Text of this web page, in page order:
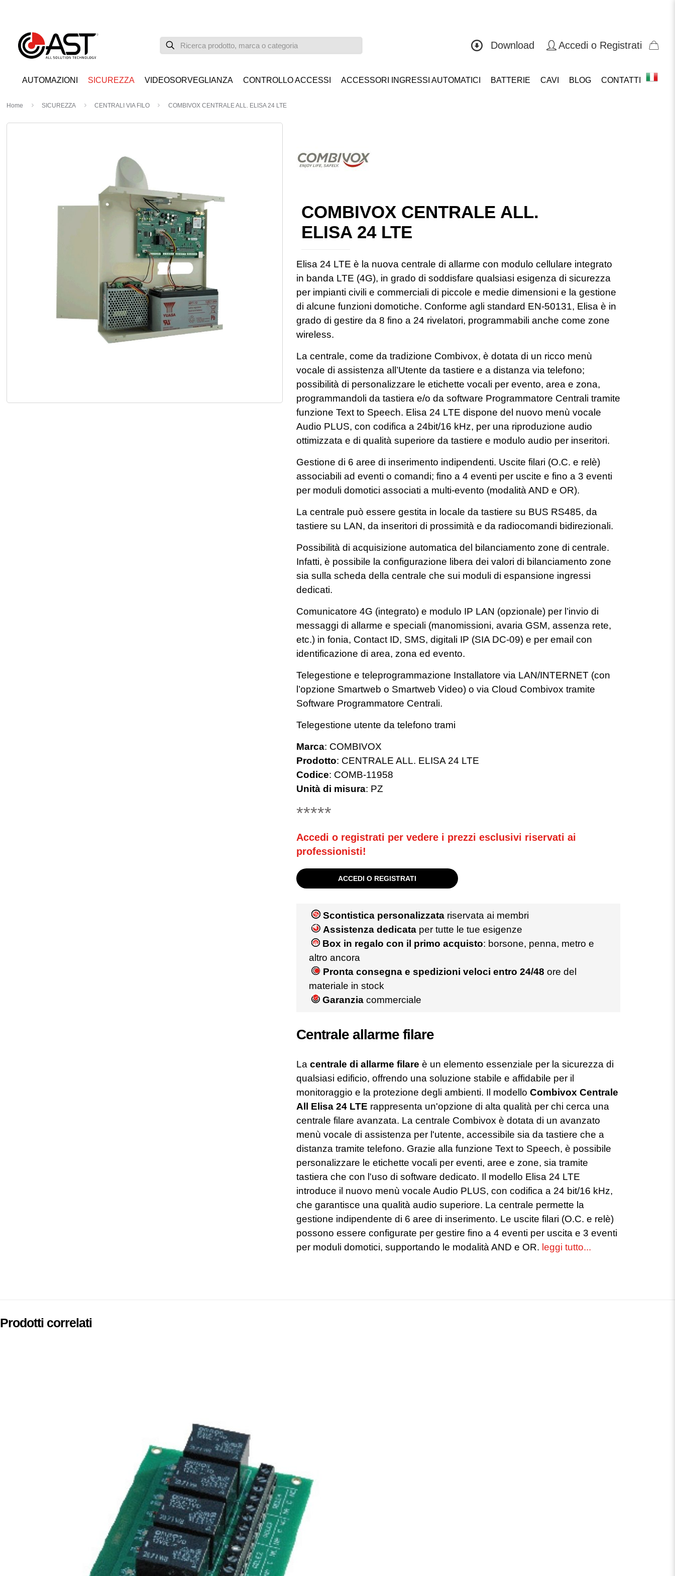
Download Accedi o Registrati
AUTOMAZIONI SICUREZZA VIDEOSORVEGLIANZA CONTROLLO ACCESSI ACCESSORI INGRESSI AUTOMATICI BATTERIE CAVI BLOG CONTATTI
Home SICUREZZA CENTRALI VIA FILO COMBIVOX CENTRALE ALL. ELISA 24 LTE
COMBIVOX CENTRALE ALL.
ELISA 24 LTE
Elisa 24 LTE è la nuova centrale di allarme con modulo cellulare integrato
in banda LTE (4G), in grado di soddisfare qualsiasi esigenza di sicurezza
per impianti civili e commerciali di piccole e medie dimensioni e la gestione
di alcune funzioni domotiche. Conforme agli standard EN-50131, Elisa è in
grado di gestire da 8 fino a 24 rivelatori, programmabili anche come zone
wireless.
La centrale, come da tradizione Combivox, è dotata di un ricco menù
vocale di assistenza all’Utente da tastiere e a distanza via telefono;
possibilità di personalizzare le etichette vocali per evento, area e zona,
programmandoli da tastiera e/o da software Programmatore Centrali tramite
funzione Text to Speech. Elisa 24 LTE dispone del nuovo menù vocale
Audio PLUS, con codifica a 24bit/16 kHz, per una riproduzione audio
ottimizzata e di qualità superiore da tastiere e modulo audio per inseritori.
Gestione di 6 aree di inserimento indipendenti. Uscite filari (O.C. e relè)
associabili ad eventi o comandi; fino a 4 eventi per uscite e fino a 3 eventi
per moduli domotici associati a multi-evento (modalità AND e OR).
La centrale può essere gestita in locale da tastiere su BUS RS485, da
tastiere su LAN, da inseritori di prossimità e da radiocomandi bidirezionali.
Possibilità di acquisizione automatica del bilanciamento zone di centrale.
Infatti, è possibile la configurazione libera dei valori di bilanciamento zone
sia sulla scheda della centrale che sui moduli di espansione ingressi
dedicati.
Comunicatore 4G (integrato) e modulo IP LAN (opzionale) per l’invio di
messaggi di allarme e speciali (manomissioni, avaria GSM, assenza rete,
etc.) in fonia, Contact ID, SMS, digitali IP (SIA DC-09) e per email con
identificazione di area, zona ed evento.
Telegestione e teleprogrammazione Installatore via LAN/INTERNET (con
l’opzione Smartweb o Smartweb Video) o via Cloud Combivox tramite
Software Programmatore Centrali.
Telegestione utente da telefono trami
Marca: COMBIVOX
Prodotto: CENTRALE ALL. ELISA 24 LTE
Codice: COMB-11958
Unità di misura: PZ
*****
Accedi o registrati per vedere i prezzi esclusivi riservati ai
professionisti!
ACCEDI O REGISTRATI
Scontistica personalizzatariservata ai membri
Assistenza dedicataper tutte le tue esigenze
Box in regalo con il primo acquisto: borsone, penna, metro e
altro ancora
Pronta consegna e spedizioni veloci entro 24/48 ore del
materiale in stock
Garanziacommerciale
Centrale allarme filare
La centrale di allarme filare è un elemento essenziale per la sicurezza di
qualsiasi edificio, offrendo una soluzione stabile e affidabile per il
monitoraggio e la protezione degli ambienti. Il modello Combivox Centrale
All Elisa 24 LTE rappresenta un'opzione di alta qualità per chi cerca una
centrale filare avanzata. La centrale Combivox è dotata di un avanzato
menù vocale di assistenza per l'utente, accessibile sia da tastiere che a
distanza tramite telefono. Grazie alla funzione Text to Speech, è possibile
personalizzare le etichette vocali per eventi, aree e zone, sia tramite
tastiera che con l'uso di software dedicato. Il modello Elisa 24 LTE
introduce il nuovo menù vocale Audio PLUS, con codifica a 24 bit/16 kHz,
che garantisce una qualità audio superiore. La centrale permette la
gestione indipendente di 6 aree di inserimento. Le uscite filari (O.C. e relè)
possono essere configurate per gestire fino a 4 eventi per uscita e 3 eventi
per moduli domotici, supportando le modalità AND e OR. leggi tutto...
Prodotti correlati